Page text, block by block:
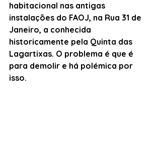
habitacional nas antigas
instalações do FAOJ, na Rua 31 de
Janeiro, a conhecida
historicamente pela Quinta das
Lagartixas. O problema é que é
para demolir e há polémica por
isso.